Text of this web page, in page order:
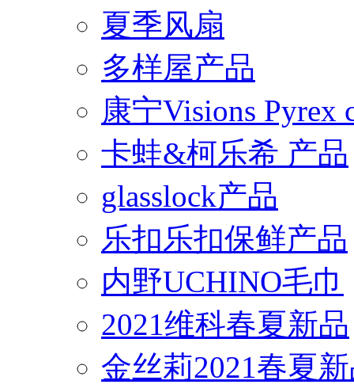
夏季风扇
多样屋产品
康宁Visions Pyrex
卡蛙&柯乐希 产品
glasslock产品
乐扣乐扣保鲜产品
内野UCHINO毛巾
2021维科春夏新品
金丝莉2021春夏